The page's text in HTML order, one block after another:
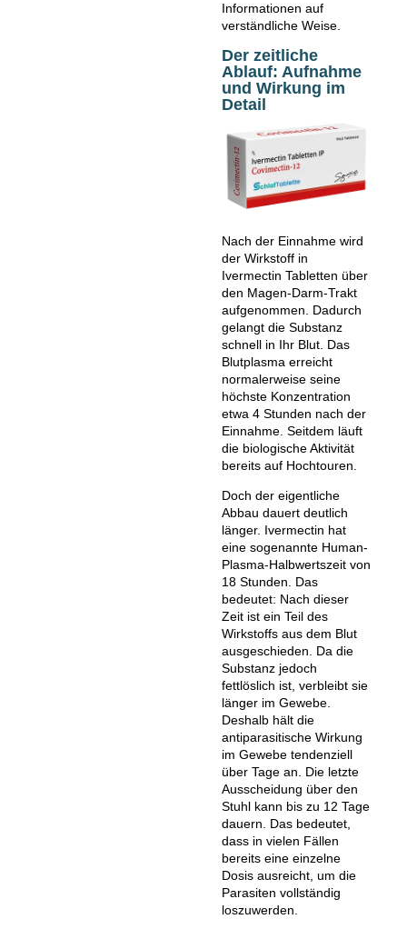
Informationen auf
verständliche Weise.
Der zeitliche
Ablauf: Aufnahme
und Wirkung im
Detail
Nach der Einnahme wird
der Wirkstoff in
Ivermectin Tabletten über
den Magen-Darm-Trakt
aufgenommen. Dadurch
gelangt die Substanz
schnell in Ihr Blut. Das
Blutplasma erreicht
normalerweise seine
höchste Konzentration
etwa 4 Stunden nach der
Einnahme. Seitdem läuft
die biologische Aktivität
bereits auf Hochtouren.
Doch der eigentliche
Abbau dauert deutlich
länger. Ivermectin hat
eine sogenannte Human-
Plasma-Halbwertszeit von
18 Stunden. Das
bedeutet: Nach dieser
Zeit ist ein Teil des
Wirkstoffs aus dem Blut
ausgeschieden. Da die
Substanz jedoch
fettlöslich ist, verbleibt sie
länger im Gewebe.
Deshalb hält die
antiparasitische Wirkung
im Gewebe tendenziell
über Tage an. Die letzte
Ausscheidung über den
Stuhl kann bis zu 12 Tage
dauern. Das bedeutet,
dass in vielen Fällen
bereits eine einzelne
Dosis ausreicht, um die
Parasiten vollständig
loszuwerden.